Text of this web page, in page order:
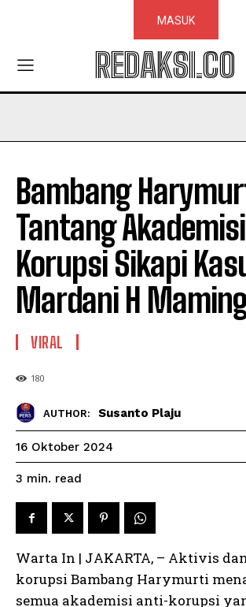
MASUK
REDAKSI.CO
Bambang
Tantang
Korupsi Sikapi
Mardani H
VIRAL
180
AUTHOR: Susanto Plaju
16 Oktober 2024
3 min. read
Warta In | JAKARTA, – Aktivis
korupsi Bambang Harymurti
semua akademisi anti-korupsi